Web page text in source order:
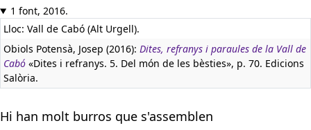
1 font, 2016.
Lloc: Vall de Cabó (Alt Urgell).
Obiols Potensà, Josep (2016): Dites, refranys i paraules de la Vall de
Cabó «Dites i refranys. 5. Del món de les bèsties», p. 70. Edicions
Salòria.
Hi han molt burros que s'assemblen